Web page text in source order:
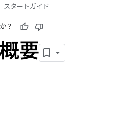
スタートガイド
？
要